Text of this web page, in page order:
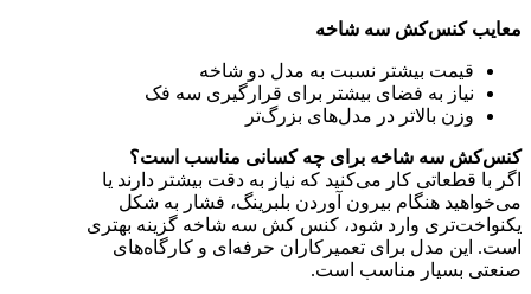
معایب کنس‌کش سه شاخه
قیمت بیشتر نسبت به مدل دو شاخه
نیاز به فضای بیشتر برای قرارگیری سه فک
وزن بالاتر در مدل‌های بزرگ‌تر
کنس‌کش سه شاخه برای چه کسانی مناسب است؟
اگر با قطعاتی کار می‌کنید که نیاز به دقت بیشتر دارند یا
می‌خواهید هنگام بیرون آوردن بلبرینگ، فشار به شکل
یکنواخت‌تری وارد شود، کنس کش سه شاخه گزینه بهتری
است. این مدل برای تعمیرکاران حرفه‌ای و کارگاه‌های
صنعتی بسیار مناسب است.